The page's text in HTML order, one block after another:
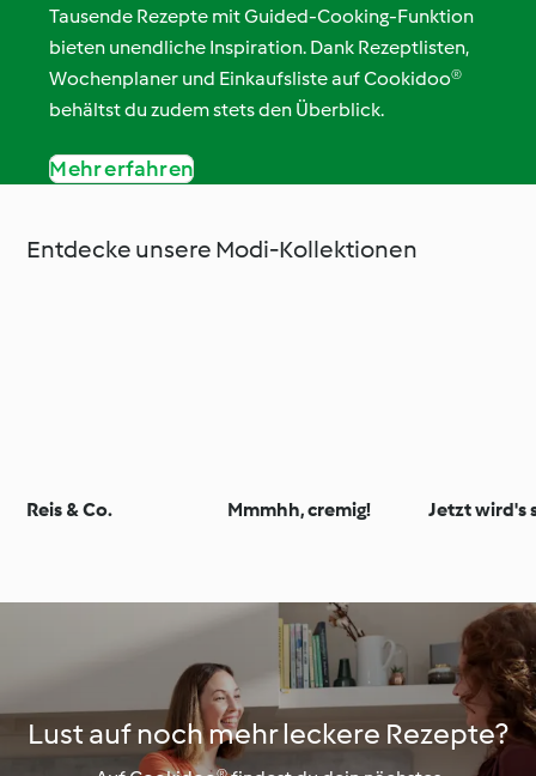
Tausende Rezepte mit Guided-Cooking-Funktion
bieten unendliche Inspiration. Dank Rezeptlisten,
Wochenplaner und Einkaufsliste auf Cookidoo®
behältst du zudem stets den Überblick.
Mehr erfahren
Entdecke unsere Modi-Kollektionen
Reis & Co. Mmmhh, cremig! Jetzt wird's
Lust auf noch mehr leckere Rezepte?